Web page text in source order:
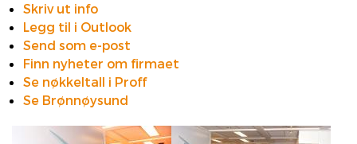
Skriv ut info
Legg til i Outlook
Send som e-post
Finn nyheter om firmaet
Se nøkkeltall i Proff
Se Brønnøysund